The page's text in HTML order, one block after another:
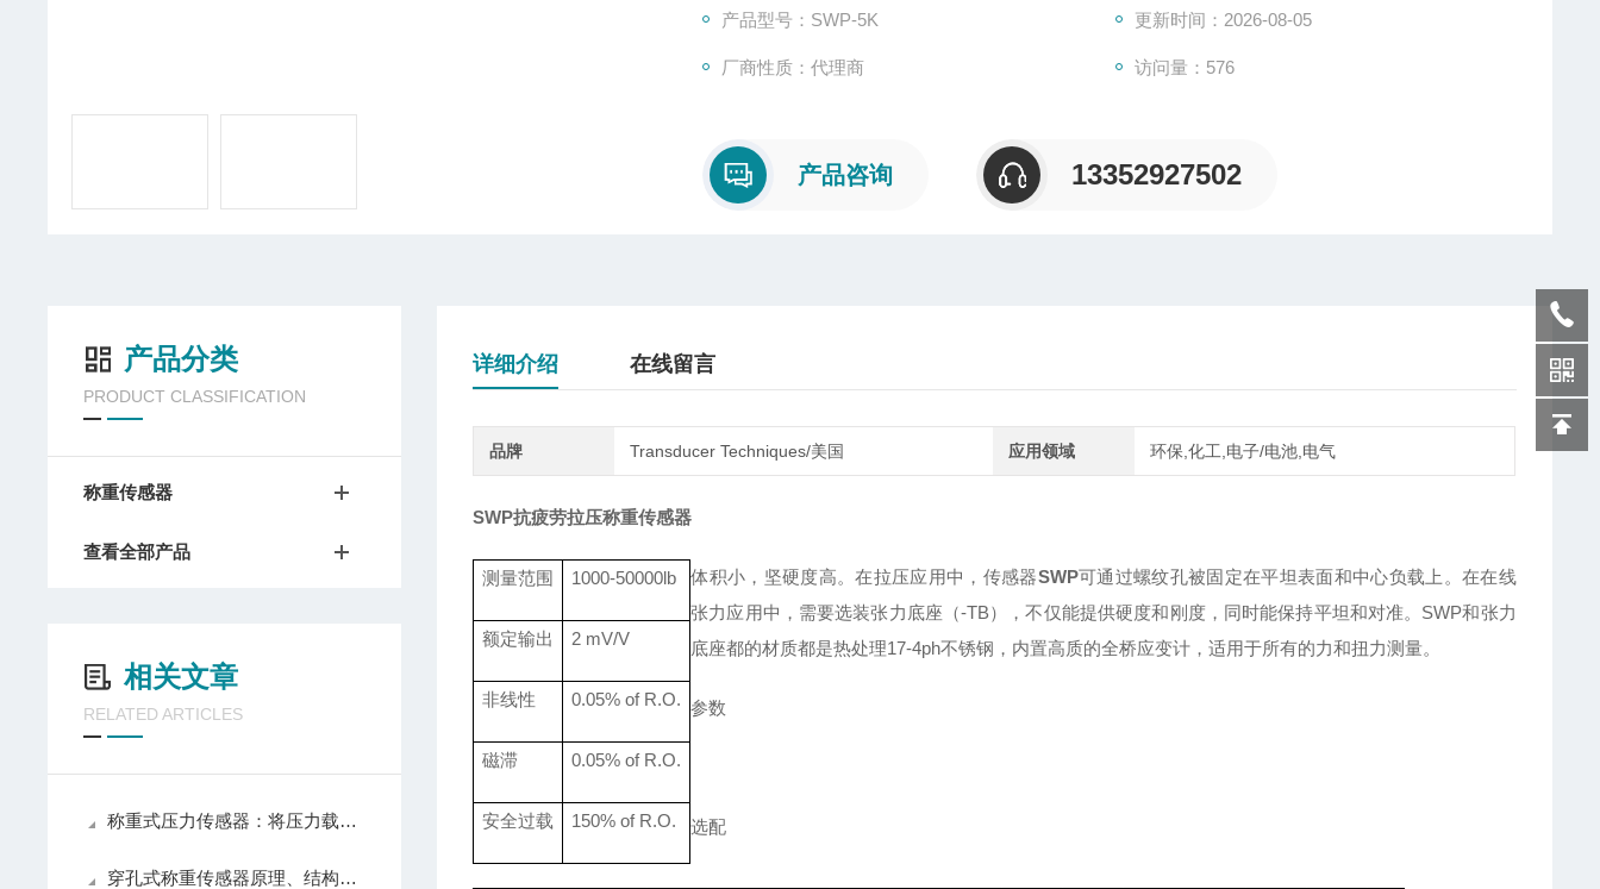
产品型号：SWP-5K 更新时间：2026-08-05
厂商性质：代理商 访问量：576
产品咨询 13352927502
详细介绍 在线留言
品牌 Transducer Techniques/美国 应用领域 环保,化工,电子/电池,电气
SWP抗疲劳拉压称重传感器
测量范围 1000-50000lb
额定输出 2 mV/V
非线性 0.05% of R.O.
磁滞 0.05% of R.O.
安全过载 150% of R.O.
体积小，坚硬度高。在拉压应用中，传感器SWP可通过螺纹孔被固定在平坦表面和中心负载上。在在线
张力应用中，需要选装张力底座（-TB），不仅能提供硬度和刚度，同时能保持平坦和对准。SWP和张力
底座都的材质都是热处理17-4ph不锈钢，内置高质的全桥应变计，适用于所有的力和扭力测量。
参数
选配
产品分类
PRODUCT CLASSIFICATION
称重传感器
查看全部产品
相关文章
RELATED ARTICLES
称重式压力传感器：将压力载荷转化为可测电信号的测力装置
穿孔式称重传感器原理、结构与应用解析